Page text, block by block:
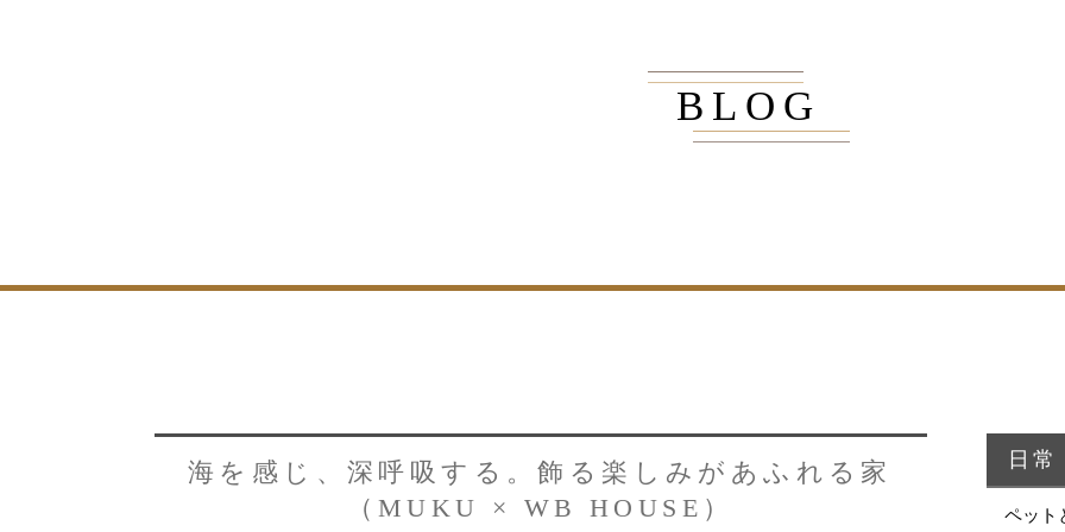
BLOG
海を感じ、深呼吸する。飾る楽しみがあふれる家
（MUKU × WB HOUSE）
日常
ペット
ブログ
採用情報
・資料請求
・MUKU
ORDER
・REFORM
・MUKUの家一覧
ORDERの家一覧